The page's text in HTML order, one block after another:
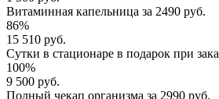
Витаминная капельница за 2490 руб.
86%
15 510 руб.
Сутки в стационаре в подарок при
100%
9 500 руб.
Полный чекап организма за 2990 руб.